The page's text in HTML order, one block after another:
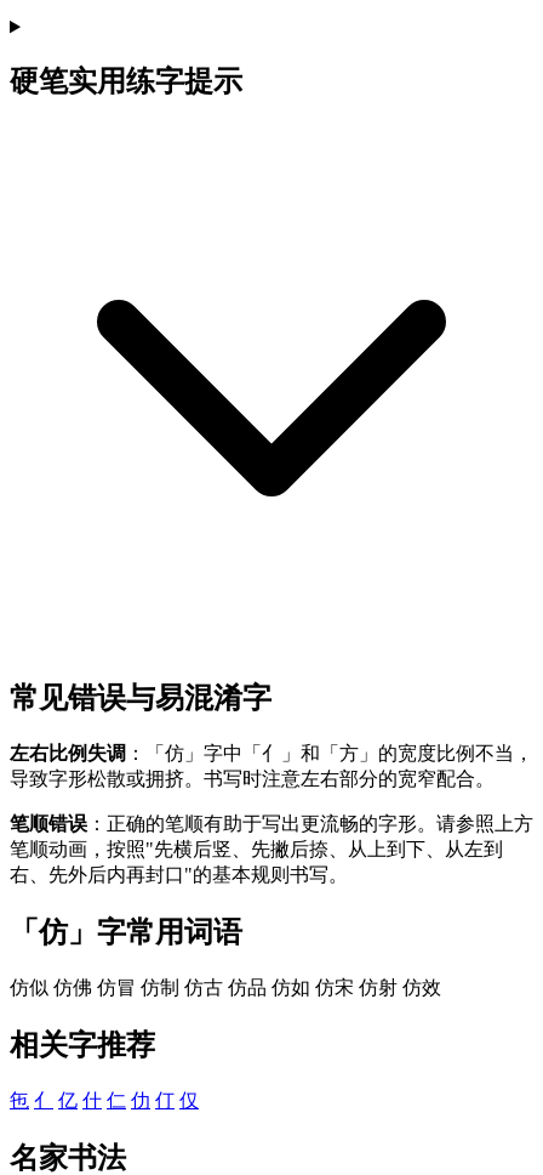
硬笔实用练字提示
常见错误与易混淆字
左右比例失调 ：「仿」字中「亻」和「方」的宽度比例不当，
导致字形松散或拥挤。书写时注意左右部分的宽窄配合。
笔顺错误 ：正确的笔顺有助于写出更流畅的字形。请参照上方
笔顺动画，按照"先横后竖、先撇后捺、从上到下、从左到
右、先外后内再封口"的基本规则书写。
「仿」字常用词语
仿似 仿佛 仿冒 仿制 仿古 仿品 仿如 仿宋 仿射 仿效
相关字推荐
㐌 亻 亿 什 仁 仂 仃 仅
名家书法